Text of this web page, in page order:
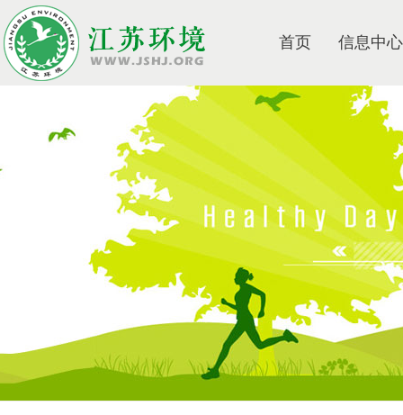
首页 信息中心